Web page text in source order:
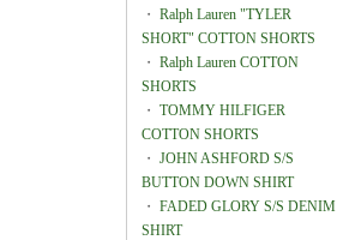
・ Ralph Lauren "TYLER
SHORT" COTTON SHORTS
・ Ralph Lauren COTTON
SHORTS
・ TOMMY HILFIGER
COTTON SHORTS
・ JOHN ASHFORD S/S
BUTTON DOWN SHIRT
・ FADED GLORY S/S DENIM
SHIRT